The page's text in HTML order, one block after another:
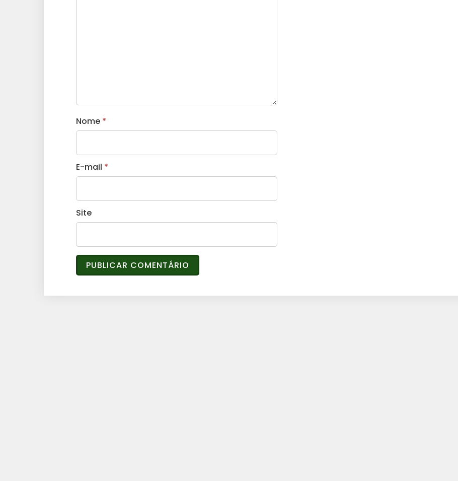
Nome *
E-mail *
Site